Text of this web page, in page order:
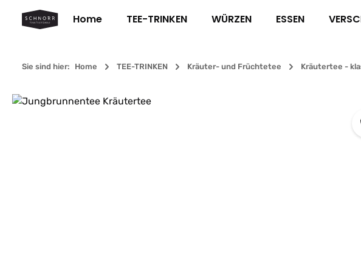
Hauptinhalt springen
Zur Suche springen
Zur Hauptnavigation springen
Home TEE-TRINKEN WÜRZEN ESSEN
Sie sind hier: Home TEE-TRINKEN Kräuter- und Früchtetee Kräutertee -
Bildergalerie überspringen